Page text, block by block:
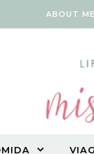
ABOUT ME